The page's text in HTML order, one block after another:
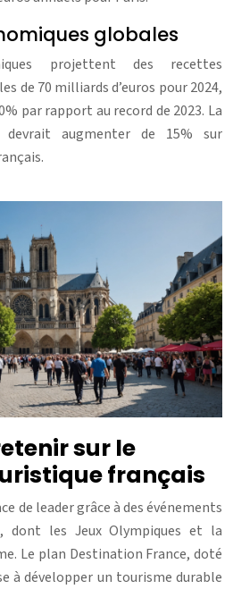
globales
projettent des recettes
de 70 milliards d’euros pour 2024,
par rapport au record de 2023. La
devrait augmenter de 15% sur
sur le
français
de leader grâce à des événements
dont les Jeux Olympiques et la
Le plan Destination France, doté
à développer un tourisme durable